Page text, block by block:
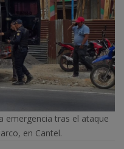
emergencia tras el ataque
en Cantel.